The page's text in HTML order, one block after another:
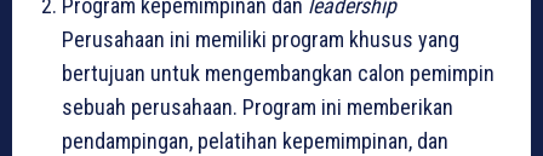
Program kepemimpinan dan leadership
Perusahaan ini memiliki program khusus yang
bertujuan untuk mengembangkan calon pemimpin
sebuah perusahaan. Program ini memberikan
pendampingan, pelatihan kepemimpinan, dan